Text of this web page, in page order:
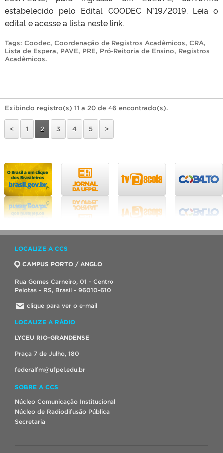
estabelecido pelo Edital COODEC N°19/2019. Leia o
edital e acesse a lista neste link.
Tags: Coodec, Coordenação de Registros Acadêmicos, CRA,
Lista de Espera, PAVE, PRE, Pró-Reitoria de Ensino, Registros
Acadêmicos.
Exibindo registro(s) 11 a 20 de 46 encontrado(s).
< 1 2 3 4 5 >
LOCALIZE A CCS
CAMPUS PORTO / ANGLO
Rua Gomes Carneiro, 01 - Centro
Pelotas - RS, Brasil - 96010-610
clique para ver o e-mail
LOCALIZE A RÁDIO
LYCEU RIO-GRANDENSE
Praça 7 de Julho, 180
federalfm@ufpel.edu.br
SOBRE A CCS
Núcleo Comunicação Institucional
Núcleo de Radiodifusão Pública
Secretaria